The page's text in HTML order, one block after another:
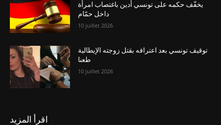
يخفّف حكمه على تونسي أدين باغتصاب امرأة
داخل حمّام
10 juillet 2026
توقيف تونسي بعد اعترافه بقتل زوجته الإيطالية
طعنا
10 juillet 2026
اقرأ المزيد